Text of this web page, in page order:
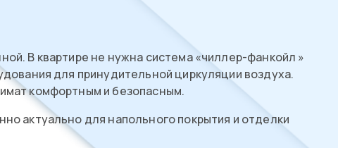
В квартире не нужна система «чиллер-фанкойл »
для принудительной циркуляции воздуха.
комфортным и безопасным.
актуально для напольного покрытия и отделки